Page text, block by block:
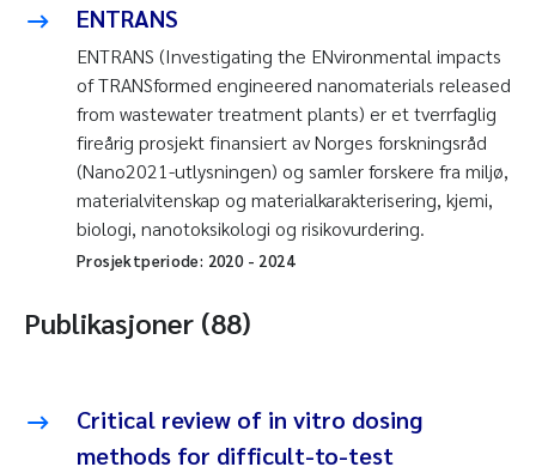
ENTRANS
ENTRANS (Investigating the ENvironmental impacts
of TRANSformed engineered nanomaterials released
from wastewater treatment plants) er et tverrfaglig
fireårig prosjekt finansiert av Norges forskningsråd
(Nano2021-utlysningen) og samler forskere fra miljø,
materialvitenskap og materialkarakterisering, kjemi,
biologi, nanotoksikologi og risikovurdering.
Prosjektperiode: 2020- 2024
Publikasjoner (88)
Critical review of in vitro dosing
methods for difficult-to-test